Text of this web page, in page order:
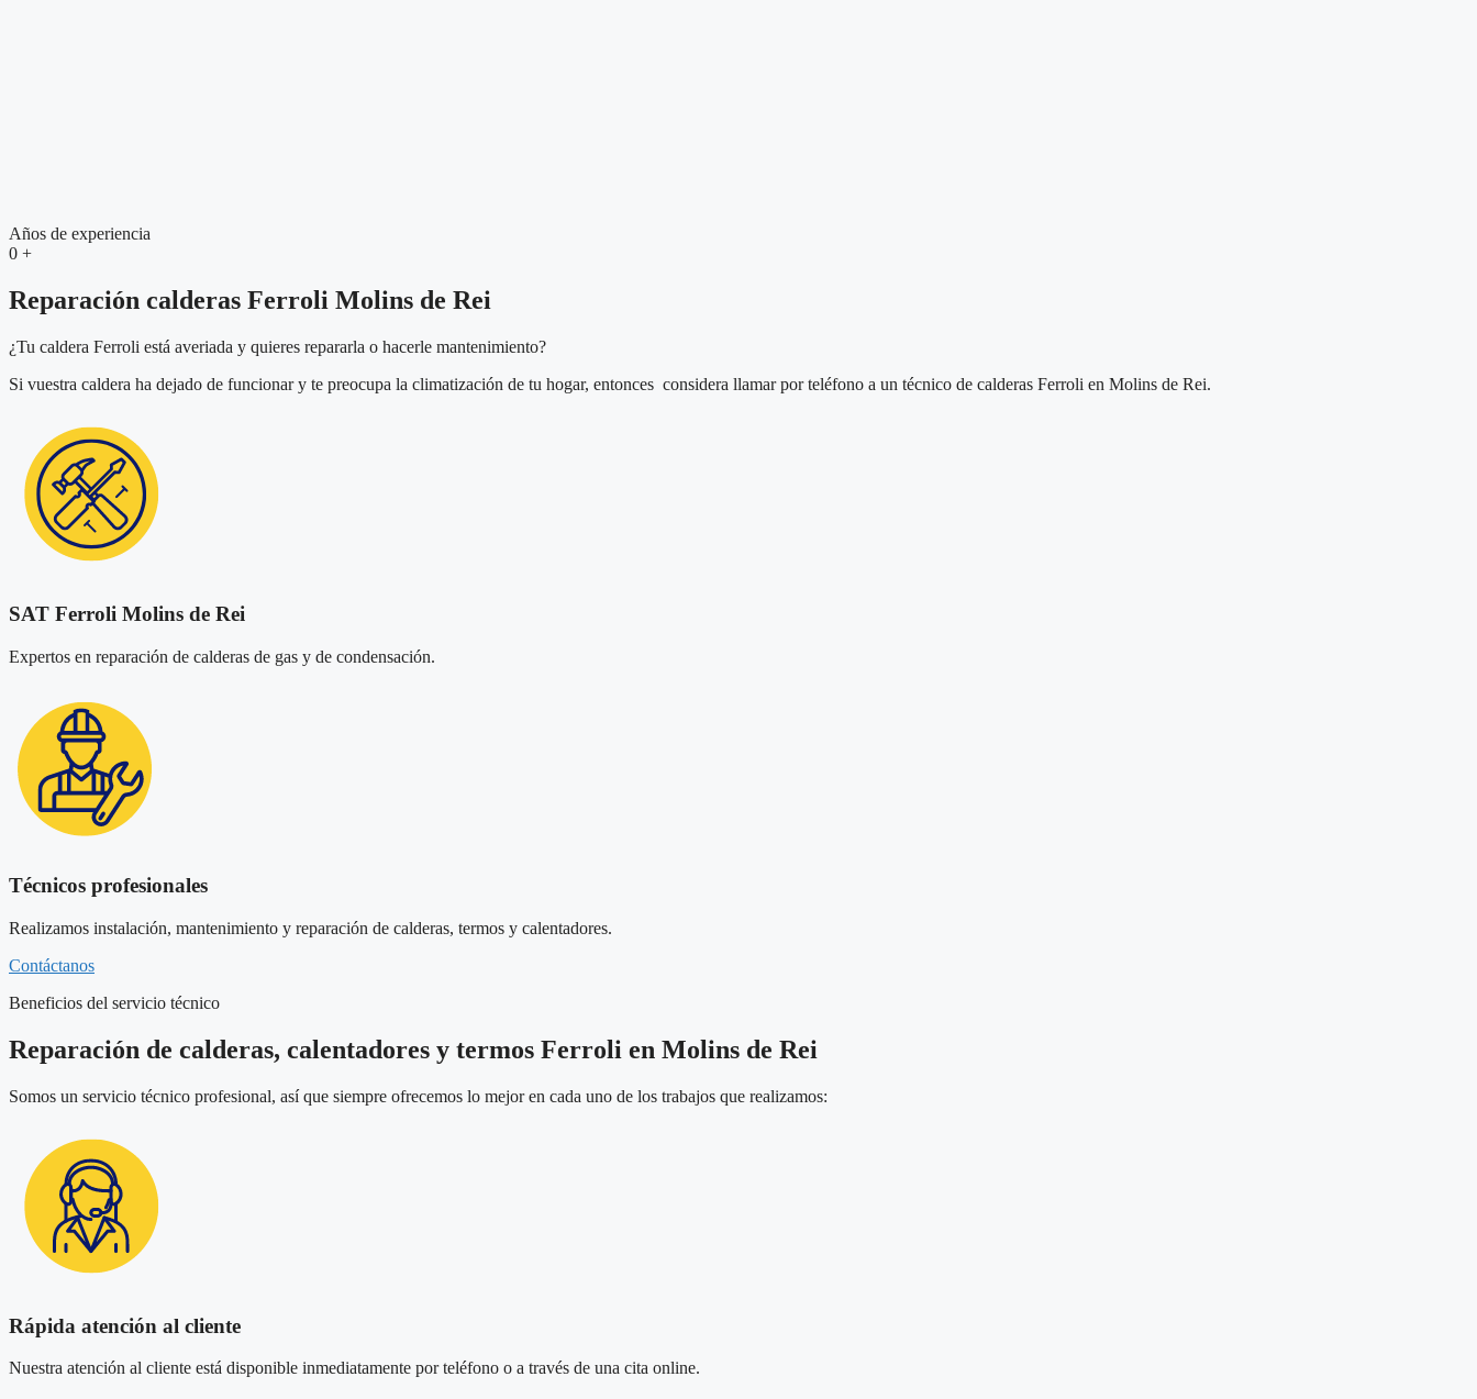
Años de experiencia
0 +
Reparación calderas Ferroli Molins de Rei
¿Tu caldera Ferroli está averiada y quieres repararla o hacerle mantenimiento?
Si vuestra caldera ha dejado de funcionar y te preocupa la climatización de tu hogar, entonces considera llamar por teléfono a un técnico de calderas Ferroli en Molins de Rei.
SAT Ferroli Molins de Rei
Expertos en reparación de calderas de gas y de condensación.
Técnicos profesionales
Realizamos instalación, mantenimiento y reparación de calderas, termos y calentadores.
Contáctanos
Beneficios del servicio técnico
Reparación de calderas, calentadores y termos Ferroli en Molins de Rei
Somos un servicio técnico profesional, así que siempre ofrecemos lo mejor en cada uno de los trabajos que realizamos:
Rápida atención al cliente
Nuestra atención al cliente está disponible inmediatamente por teléfono o a través de una cita online.